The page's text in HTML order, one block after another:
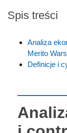
Spis treści
Analiza
Merito
Definicje i